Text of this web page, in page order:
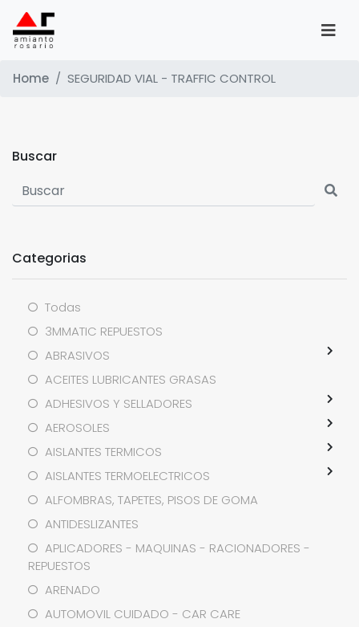
Home SEGURIDAD VIAL - TRAFFIC CONTROL
Buscar
Categorias
Todas
3MMATIC REPUESTOS
ABRASIVOS
ACEITES LUBRICANTES GRASAS
ADHESIVOS Y SELLADORES
AEROSOLES
AISLANTES TERMICOS
AISLANTES TERMOELECTRICOS
ALFOMBRAS, TAPETES, PISOS DE GOMA
ANTIDESLIZANTES
APLICADORES - MAQUINAS - RACIONADORES -
REPUESTOS
ARENADO
AUTOMOVIL CUIDADO - CAR CARE